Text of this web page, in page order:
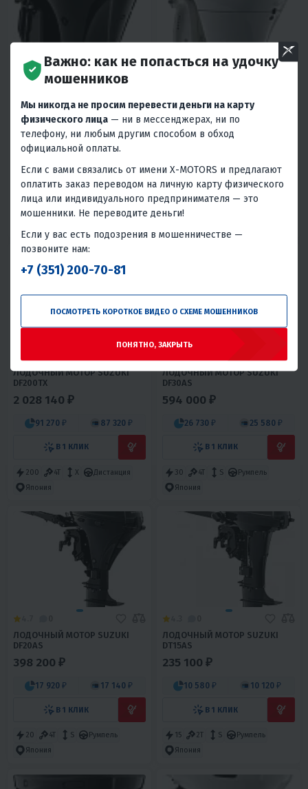
ЛОДОЧНЫЙ МОТОР SUZUKI
DF90ATX
1 112 270 ₽
В 1 КЛИК
90 4T X
Дистанция
ЛОДОЧНЫЙ МОТОР SUZUKI
DF225TX БЕЛЫЙ
2 160 410 ₽2 925 850 ₽
В 1 КЛИК
225
ЛОДОЧНЫЙ МОТОР SUZUKI
DF200TX
2 028 140 ₽
91 270 ₽ 87 320 ₽
В 1 КЛИК
200 4T X
Дистанция
Япония
ЛОДОЧНЫЙ МОТОР SUZUKI
DF30AS
594 000 ₽
26 730 ₽ 25 580 ₽
В 1 КЛИК
30 4T S
Румпель
Япония
ЛОДОЧНЫЙ МОТОР SUZUKI
DF20AS
398 200 ₽
17 920 ₽ 17 140 ₽
В 1 КЛИК
20 4T S
Румпель
Япония
ЛОДОЧНЫЙ МОТОР SUZUKI
DT15AS
235 100 ₽
10 580 ₽ 10 120 ₽
В 1 КЛИК
15 2T S
Румпель
Япония
Важно: как не попасться на удочку
мошенников
Мы никогда не просим перевести деньги на карту
физического лица — ни в мессенджерах, ни по
телефону, ни любым другим способом в обход
официальной оплаты.
Если с вами связались от имени X-MOTORS и предлагают
оплатить заказ переводом на личную карту физического
лица или индивидуального предпринимателя — это
мошенники. Не переводите деньги!
Если у вас есть подозрения в мошенничестве —
позвоните нам:
+7 (351) 200-70-81
ПОСМОТРЕТЬ КОРОТКОЕ ВИДЕО О СХЕМЕ МОШЕННИКОВ
ПОНЯТНО, ЗАКРЫТЬ